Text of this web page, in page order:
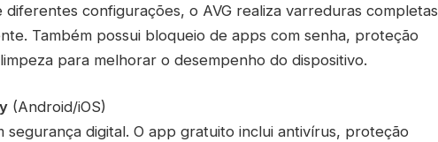
configurações, o AVG realiza varreduras completas
Também possui bloqueio de apps com senha, proteção
para melhorar o desempenho do dispositivo.
(Android/iOS)
segurança digital. O app gratuito inclui antivírus, proteção